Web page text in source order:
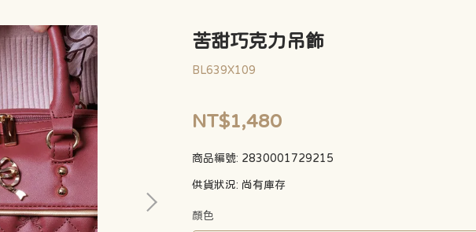
苦甜巧克力吊飾
BL639X109
NT$1,480
商品編號: 2830001729215
供貨狀況: 尚有庫存
顏色